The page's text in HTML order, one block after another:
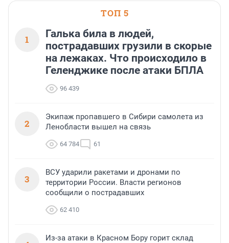
ТОП 5
1
Галька била в людей,
пострадавших грузили в скорые
на лежаках. Что происходило в
Геленджике после атаки БПЛА
96 439
2
Экипаж пропавшего в Сибири самолета из
Ленобласти вышел на связь
64 784 61
3
ВСУ ударили ракетами и дронами по
территории России. Власти регионов
сообщили о пострадавших
62 410
Из-за атаки в Красном Бору горит склад